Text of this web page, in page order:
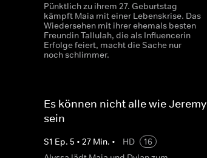
Pünktlich zu ihrem 27. Geburtstag
kämpft Maia mit einer Lebenskrise. Das
Wiedersehen mit ihrer ehemals besten
Freundin Tallulah, die als Influencerin
Erfolge feiert, macht die Sache nur
noch schlimmer.
Es können nicht alle wie Jeremy
sein
S1 Ep. 5 • 27 Min. • HD
16